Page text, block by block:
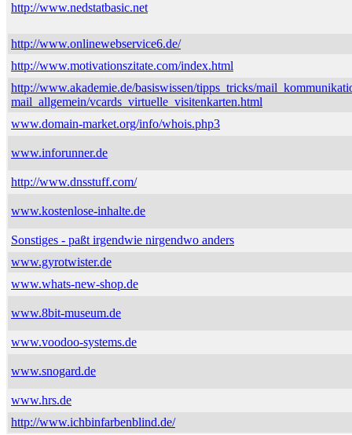
http://www.nedstatbasic.net
http://www.onlinewebservice6.de/
http://www.motivationszitate.com/index.html
http://www.akademie.de/basiswissen/tipps_tricks/
mail_allgemein/vcards_virtuelle_visitenkarten.html
www.domain-market.org/info/whois.php3
www.inforunner.de
http://www.dnsstuff.com/
www.kostenlose-inhalte.de
Sonstiges - paßt irgendwie nirgendwo anders
www.gyrotwister.de
www.whats-new-shop.de
www.8bit-museum.de
www.voodoo-systems.de
www.snogard.de
www.hrs.de
http://www.ichbinfarbenblind.de/